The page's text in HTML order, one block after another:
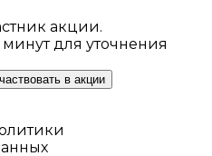
акции.
для уточнения
в акции